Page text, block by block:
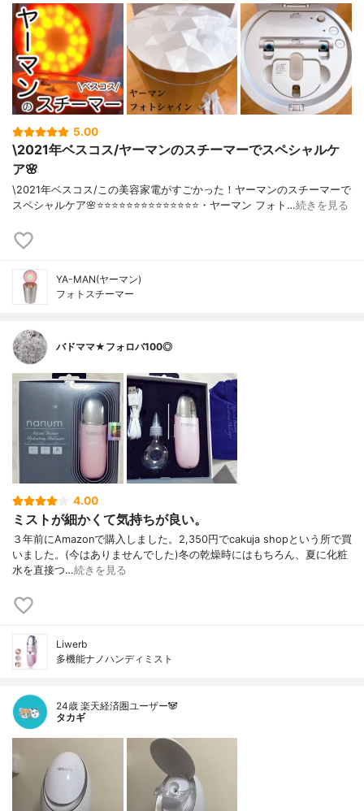
5.00
\2021年ベスコス/ヤーマンのスチーマーでスペシャルケ
ア🌸
\2021年ベスコス/この美容家電がすごかった！ヤーマンのスチーマーで
スペシャルケア🌸⭐️⭐️⭐️⭐️⭐️⭐️⭐️⭐️⭐️⭐️⭐️⭐️⭐️⭐️・ヤーマン フォト…続きを見る
YA-MAN(ヤーマン)
フォトスチーマー
バドママ★フォロバ100◎
4.00
ミストが細かくて気持ちが良い。
３年前にAmazonで購入しました。2,350円でcakuja shopという所で買
いました。(今はありませんでした)冬の乾燥時にはもちろん、夏に化粧
水を直接つ…続きを見る
Liwerb
多機能ナノハンディミスト
24歳 楽天経済圏ユーザー🐼
タカギ